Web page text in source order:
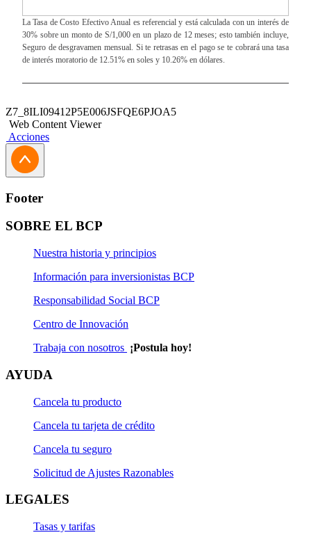
La Tasa de Costo Efectivo Anual es referencial y está calculada con un interés de
30% sobre un monto de S/1,000 en un plazo de 12 meses; esto también incluye,
Seguro de desgravamen mensual. Si te retrasas en el pago se te cobrará una tasa
de interés moratorio de 12.51% en soles y 10.26% en dólares.
Z7_8ILI09412P5E006JSFQE6PJOA5
Web Content Viewer
Acciones
Footer
SOBRE EL BCP
Nuestra historia y principios
Información para inversionistas BCP
Responsabilidad Social BCP
Centro de Innovación
Trabaja con nosotros ¡Postula hoy!
AYUDA
Cancela tu producto
Cancela tu tarjeta de crédito
Cancela tu seguro
Solicitud de Ajustes Razonables
LEGALES
Tasas y tarifas